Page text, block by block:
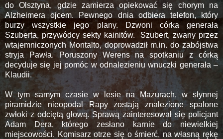
do Olsztyna, gdzie zamierza opiekować się chorym na
Alzheimera ojcem. Pewnego dnia odbiera telefon, który
burzy wszystkie jego plany. Dzwoni córka generała
Szuberta, przywódcy sekty kainitów.
Szubert, zwany przez
wtajemniczonych Montalto, doprowadził m.in. do zabójstwa
stryja Pawła. Poruszony Werens na spotkaniu z córką
decyduje się jej pomóc w odnalezieniu wnuczki generała –
Klaudii.
W tym samym czasie w lesie na Mazurach, w słynnej
piramidzie nieopodal Rapy zostają znalezione spalone
zwłoki z odciętą głową. Sprawą zainteresował się policjant
Adam Dera, którego zesłano karnie do niewielkiej
miejscowości. Komisarz otrze się o śmierć, na własną rękę